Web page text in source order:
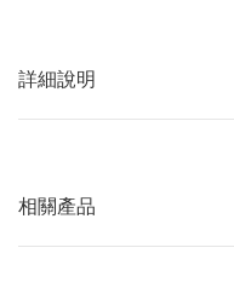
詳細說明
相關產品